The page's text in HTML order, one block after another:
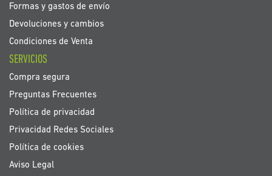
Formas y gastos de envío
Devoluciones y cambios
Condiciones de Venta
SERVICIOS
Compra segura
Preguntas Frecuentes
Política de privacidad
Privacidad Redes Sociales
Política de cookies
Aviso Legal